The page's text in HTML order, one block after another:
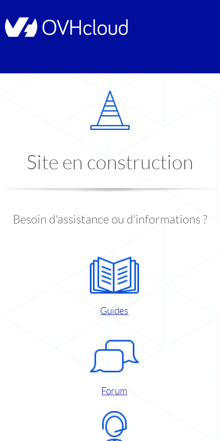
Site en construction
Besoin d'assistance ou d'informations ?
Guides
Forum